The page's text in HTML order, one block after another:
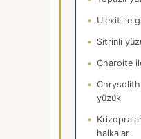
Ulexit ile
Sitrinli
Charoite
yüzük
halkalar